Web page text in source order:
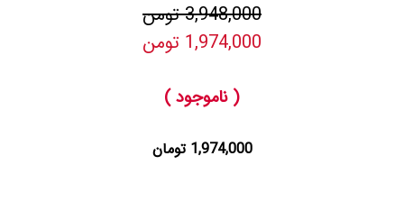
3,948,000 تومن
1,974,000 تومن
( ناموجود )
1,974,000 تومان